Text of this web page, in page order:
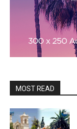
MOST READ